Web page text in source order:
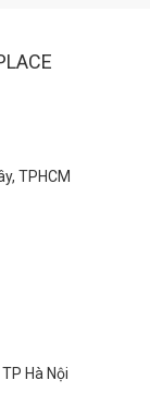
TPHCM
Hà Nội